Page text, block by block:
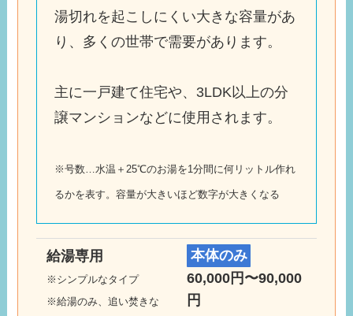
湯切れを起こしにくい大きな容量があ
り、多くの世帯で需要があります。
主に一戸建て住宅や、3LDK以上の分
譲マンションなどに使用されます。
※号数…水温＋25℃のお湯を1分間に何リットル作れ
るかを表す。容量が大きいほど数字が大きくなる
給湯専用
※シンプルなタイプ
※給湯のみ、追い焚きな
本体のみ
60,000円〜90,000
円